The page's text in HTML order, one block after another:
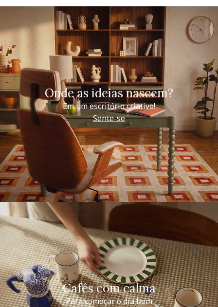
Onde as ideias nascem?
Em um escritório criativo!
Sente-se
Cafés com calma
Para começar o dia bem